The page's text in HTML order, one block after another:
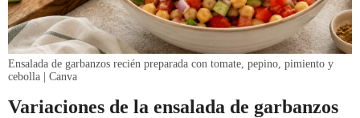
Ensalada de garbanzos recién preparada con tomate, pepino, pimiento y
cebolla | Canva
Variaciones de la ensalada de garbanzos